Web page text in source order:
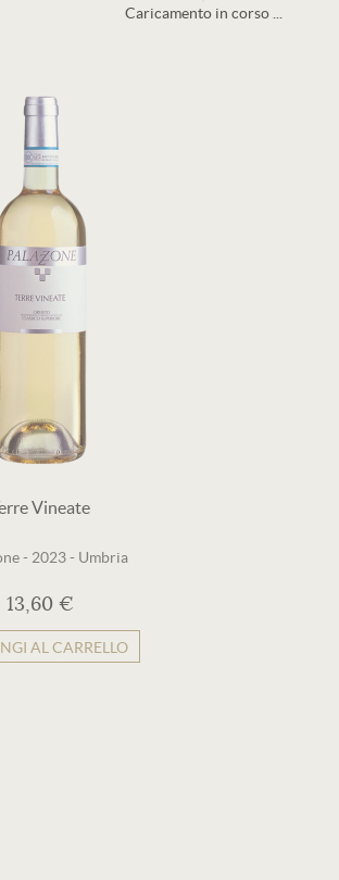
Caricamento in corso ...
Vineate
- 2023- Umbria
13,60 €
AL CARRELLO